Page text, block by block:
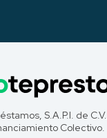
S.A.P.I. de
Colectivo.